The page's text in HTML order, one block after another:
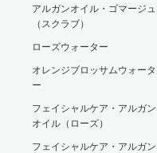
アルガンオイル・ゴマージュ
（スクラブ）
ローズウォーター
オレンジブロッサムウォータ
ー
フェイシャルケア・アルガン
オイル（ローズ）
フェイシャルケア・アルガン